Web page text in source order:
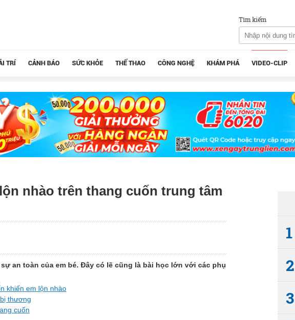
Tìm kiếm
TRÍ CẢNH BÁO SỨC KHỎE THỂ THAO CÔNG NGHỆ KHÁM PHÁ VIDEO-CLIP
nhào trên thang cuốn trung tâm
an toàn của em bé. Đây có lẽ cũng là bài học lớn với các phụ
khiến em lộn nhào
thương
cuốn
1
2
3